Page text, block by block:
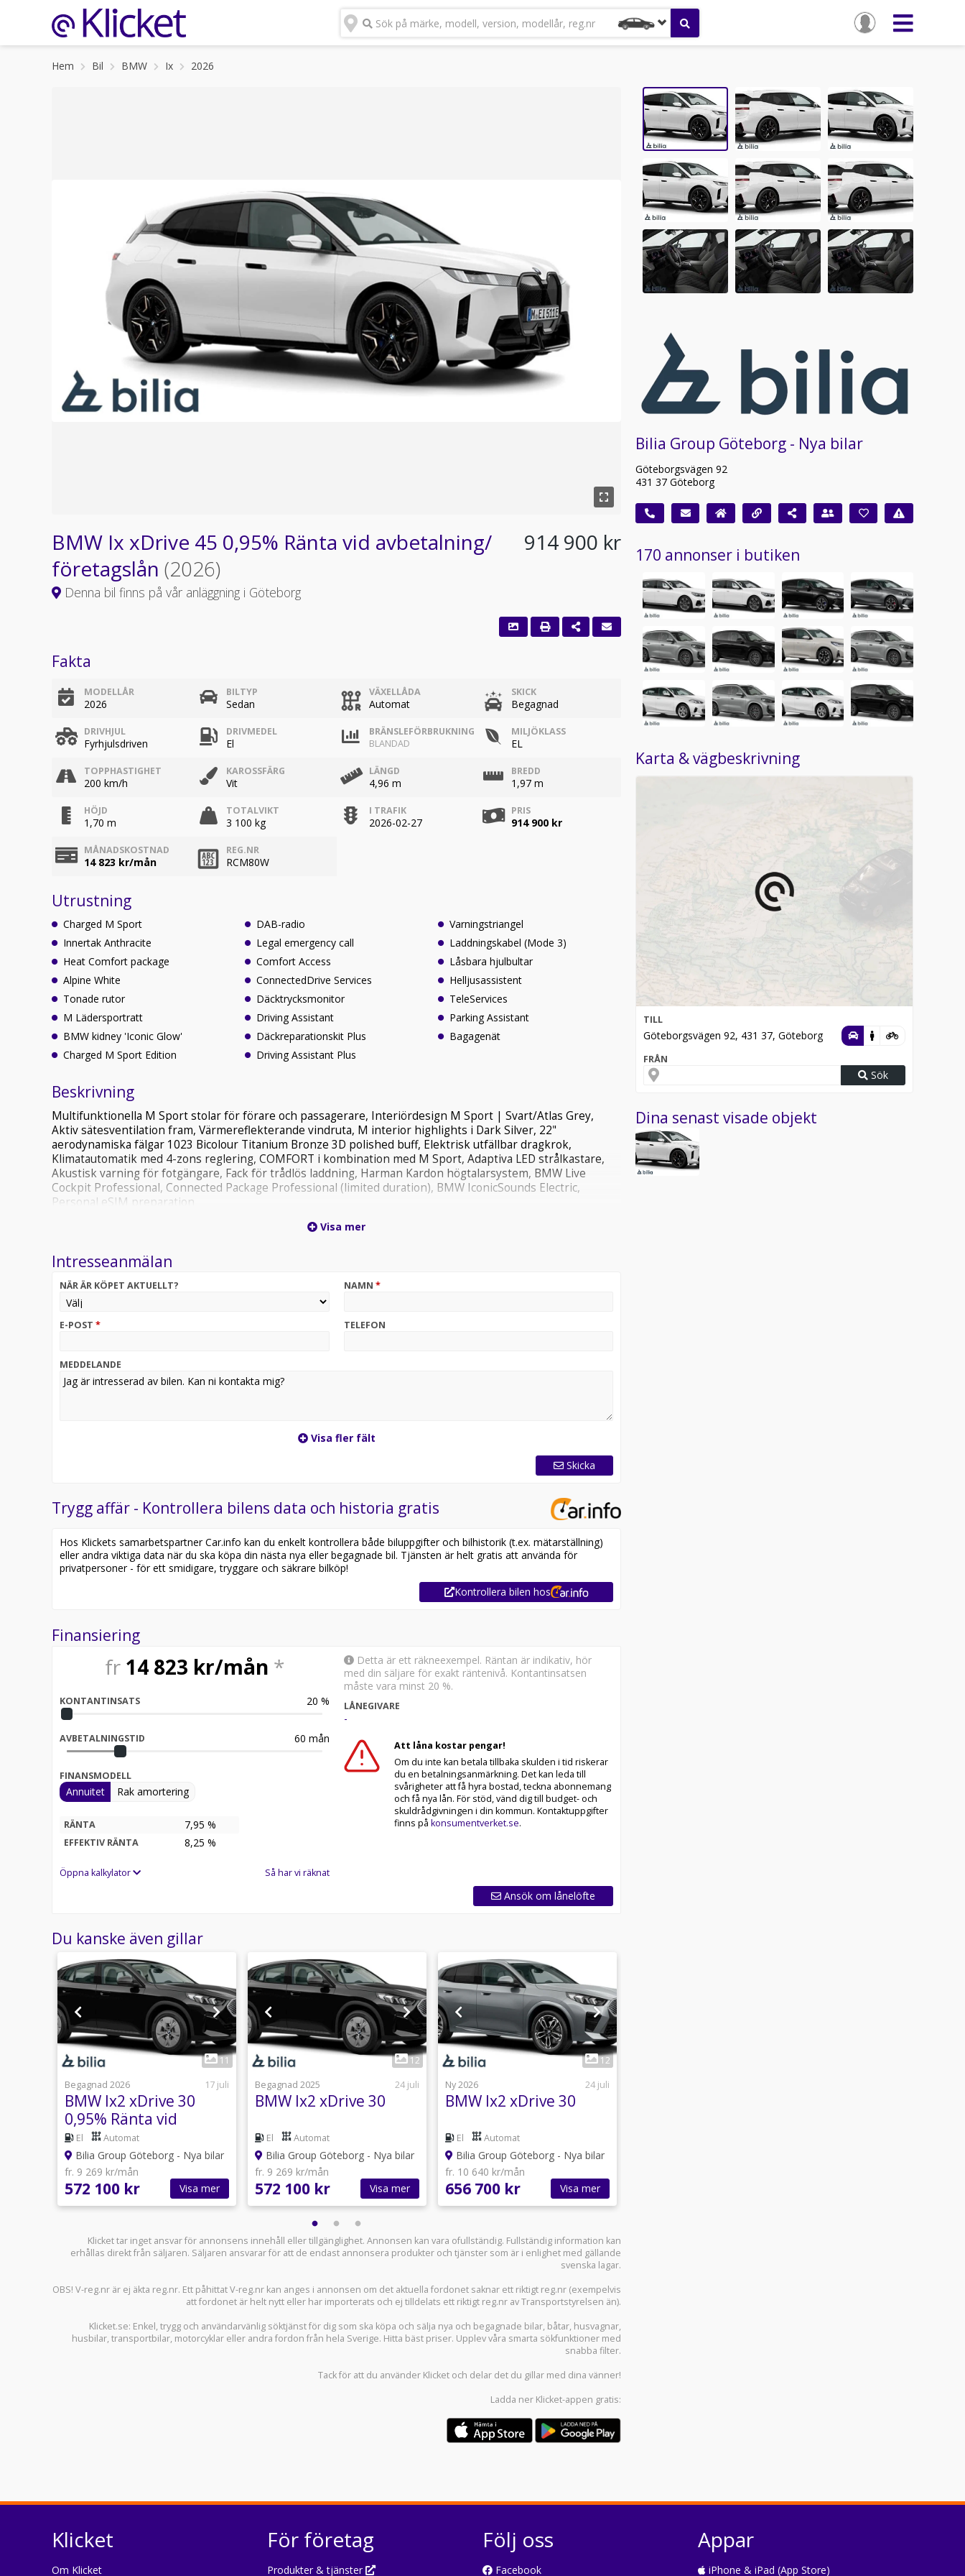
Sök på märke, modell, version, modellår, reg.nr
Hem Bil BMW Ix 2026
BMW Ix xDrive 45 0,95% Ränta vid avbetalning/
företagslån (2026)
Denna bil finns på vår anläggning i Göteborg
914 900 kr
Fakta
MODELLÅR
2026
BILTYP
Sedan
VÄXELLÅDA
Automat
SKICK
Begagnad
DRIVHJUL
Fyrhjulsdriven
DRIVMEDEL
El
BRÄNSLEFÖRBRUKNING
BLANDAD
MILJÖKLASS
EL
TOPPHASTIGHET
200 km/h
KAROSSFÄRG
Vit
LÄNGD
4,96 m
BREDD
1,97 m
HÖJD
1,70 m
TOTALVIKT
3 100 kg
I TRAFIK
2026-02-27
PRIS
914 900 kr
MÅNADSKOSTNAD
14 823 kr/mån
REG.NR
RCM80W
Utrustning
Charged M Sport
Innertak Anthracite
Heat Comfort package
Alpine White
Tonade rutor
M Lädersportratt
BMW kidney 'Iconic Glow'
Charged M Sport Edition
DAB-radio
Legal emergency call
Comfort Access
ConnectedDrive Services
Däcktrycksmonitor
Driving Assistant
Däckreparationskit Plus
Driving Assistant Plus
Varningstriangel
Laddningskabel (Mode 3)
Låsbara hjulbultar
Helljusassistent
TeleServices
Parking Assistant
Bagagenät
Beskrivning
Multifunktionella M Sport stolar för förare och passagerare, Interiördesign M Sport | Svart/Atlas Grey,
Aktiv sätesventilation fram, Värmereflekterande vindruta, M interior highlights i Dark Silver, 22"
aerodynamiska fälgar 1023 Bicolour Titanium Bronze 3D polished buff, Elektrisk utfällbar dragkrok,
Klimatautomatik med 4-zons reglering, COMFORT i kombination med M Sport, Adaptiva LED strålkastare,
Akustisk varning för fotgängare, Fack för trådlös laddning, Harman Kardon högtalarsystem, BMW Live
Cockpit Professional, Connected Package Professional (limited duration), BMW IconicSounds Electric,
Personal eSIM preparation
Erbjudandet gäller vid leverans senast 31 Augusti 2026Visa mer
Intresseanmälan
NÄR ÄR KÖPET AKTUELLT? NAMN *
E-POST * TELEFON
MEDDELANDE
Visa fler fält
Skicka
Trygg affär - Kontrollera bilens data och historia gratis
Hos Klickets samarbetspartner Car.info kan du enkelt kontrollera både biluppgifter och bilhistorik (t.ex. mätarställning)
eller andra viktiga data när du ska köpa din nästa nya eller begagnade bil. Tjänsten är helt gratis att använda för
privatpersoner - för ett smidigare, tryggare och säkrare bilköp!
Kontrollera bilen hos
Finansiering
fr 14 823 kr/mån *
KONTANTINSATS 20 %
AVBETALNINGSTID 60 mån
FINANSMODELL
Annuitet Rak amortering
RÄNTA 7,95 %
EFFEKTIV RÄNTA 8,25 %
Öppna kalkylator Så har vi räknat
Detta är ett räkneexempel. Räntan är indikativ, hör
med din säljare för exakt räntenivå. Kontantinsatsen
måste vara minst 20 %.
LÅNEGIVARE
-
Att låna kostar pengar!
Om du inte kan betala tillbaka skulden i tid riskerar
du en betalningsanmärkning. Det kan leda till
svårigheter att få hyra bostad, teckna abonnemang
och få nya lån. För stöd, vänd dig till budget- och
skuldrådgivningen i din kommun. Kontaktuppgifter
finns på konsumentverket.se.
Ansök om lånelöfte
Du kanske även gillar
1
11
Begagnad 2026
17 juli
BMW Ix2 xDrive 30
0,95% Ränta vid
avbetalning/
företagslån
El Automat
Bilia Group Göteborg - Nya bilar
fr. 9 269 kr/mån
572 100 kr Visa mer
1
12
Begagnad 2025
24 juli
BMW Ix2 xDrive 30
El Automat
Bilia Group Göteborg - Nya bilar
fr. 9 269 kr/mån
572 100 kr Visa mer
1
12
Ny 2026
24 juli
BMW Ix2 xDrive 30
El Automat
Bilia Group Göteborg - Nya bilar
fr. 10 640 kr/mån
656 700 kr Visa mer
Klicket tar inget ansvar för annonsens innehåll eller tillgänglighet. Annonsen kan vara ofullständig. Fullständig information kan
erhållas direkt från säljaren. Säljaren ansvarar för att de endast annonsera produkter och tjänster som är i enlighet med gällande
svenska lagar.
OBS! V-reg.nr är ej äkta reg.nr. Ett påhittat V-reg.nr kan anges i annonsen om det aktuella fordonet saknar ett riktigt reg.nr (exempelvis
att fordonet är helt nytt eller har importerats och ej tilldelats ett riktigt reg.nr av Transportstyrelsen än).
Klicket.se: Enkel, trygg och användarvänlig söktjänst för dig som ska köpa och sälja nya och begagnade bilar, båtar, husvagnar,
husbilar,transportbilar, motorcyklar eller andra fordon från hela Sverige. Hitta bäst priser. Upplev våra smarta sökfunktioner med
snabba filter.
Tack för att du använder Klicket och delar det du gillar med dina vänner!
Ladda ner Klicket-appen gratis:
Bilia Group Göteborg - Nya bilar
Göteborgsvägen 92
431 37 Göteborg
170 annonser i butiken
Karta & vägbeskrivning
TILL
Göteborgsvägen 92, 431 37, Göteborg
FRÅN
Sök
Dina senast visade objekt
Klicket
Om Klicket
För företag
Produkter & tjänster
Följ oss
Facebook
Appar
iPhone & iPad (App Store)